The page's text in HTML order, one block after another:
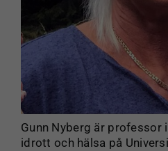
Gunn Nyberg är
idrott och hälsa på